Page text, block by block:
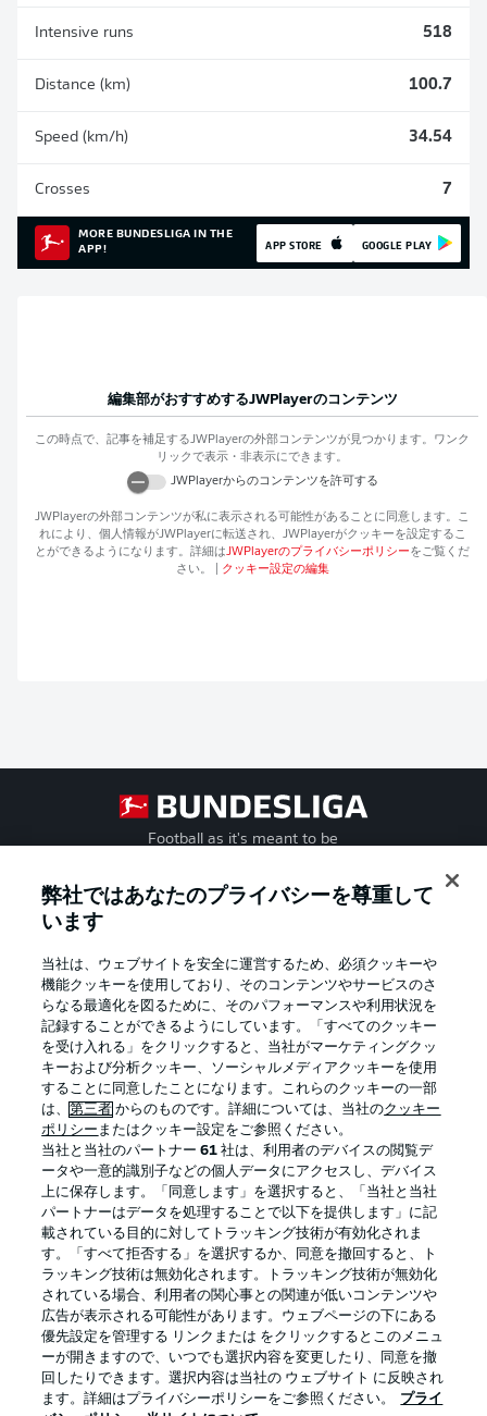
Intensive runs 518
Distance (km) 100.7
Speed (km/h) 34.54
Crosses 7
MORE BUNDESLIGA IN THE
APP!
APP STORE GOOGLE PLAY
編集部がおすすめするJWPlayerのコンテンツ
この時点で、記事を補足するJWPlayerの外部コンテンツが見つかります。ワンク
リックで表示・非表示にできます。
JWPlayerからのコンテンツを許可する
JWPlayerの外部コンテンツが私に表示される可能性があることに同意します。こ
れにより、個人情報がJWPlayerに転送され、 JWPlayerがクッキーを設定するこ
とができるようになります。詳細はJWPlayerのプライバシーポリシーをご覧くだ
さい。
クッキー設定の編集
Football as it's meant to be
Official Partners
プライバシー・ポリシー 優先設定を管理する
利用条件 放送局
求人 選手
弊社ではあなたのプライバシーを尊重して
います
当社は、ウェブサイトを安全に運営するため、必須クッキーや
機能クッキーを使用しており、そのコンテンツやサービスのさ
らなる最適化を図るために、そのパフォーマンスや利用状況を
記録することができるようにしています。「すべてのクッキー
を受け入れる」をクリックすると、当社がマーケティングクッ
キーおよび分析クッキー、ソーシャルメディアクッキーを使用
することに同意したことになります。これらのクッキーの一部
は、第三者 からのものです。詳細については、当社のクッキー
ポリシー またはクッキー設定をご参照ください。
当社と当社のパートナー61 社は、利用者のデバイスの閲覧デ
ータや一意的識別子などの個人データにアクセスし、デバイス
上に保存します。「同意します」を選択すると、「当社と当社
パートナーはデータを処理することで以下を提供します」に記
載されている目的に対してトラッキング技術が有効化されま
す。「すべて拒否する」を選択するか、同意を撤回すると、ト
ラッキング技術は無効化されます。トラッキング技術が無効化
されている場合、利用者の関心事との関連が低いコンテンツや
広告が表示される可能性があります。ウェブページの下にある
優先設定を管理する リンクまたは をクリックするとこのメニュ
ーが開きますので、いつでも選択内容を変更したり、同意を撤
回したりできます。選択内容は当社の ウェブサイト に反映され
ます。詳細はプライバシーポリシーをご参照ください。
プライ